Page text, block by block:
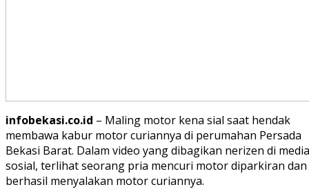
infobekasi.co.id – Maling motor kena sial saat hendak
membawa kabur motor curiannya di perumahan Persada
Bekasi Barat. Dalam video yang dibagikan nerizen di media
sosial, terlihat seorang pria mencuri motor diparkiran dan
berhasil menyalakan motor curiannya.